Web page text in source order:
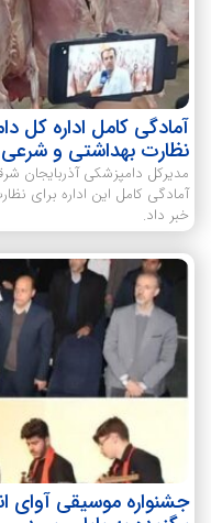
آمادگی کامل اداره کل
نظارت بهداشتی و شرعی
مدیرکل دامپزشکی آذربایجان
آمادگی کامل این اداره برای
خبر داد.
جشنواره موسیقی آوای